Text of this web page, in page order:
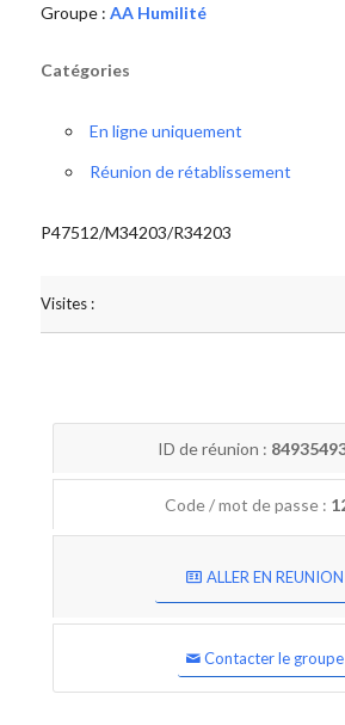
Groupe : AA Humilité
Catégories
En ligne uniquement
Réunion de rétablissement
P47512/M34203/R34203
Visites :
ID de réunion :
Code / mot de passe :
ALLER EN REUNION
Contacter le groupe